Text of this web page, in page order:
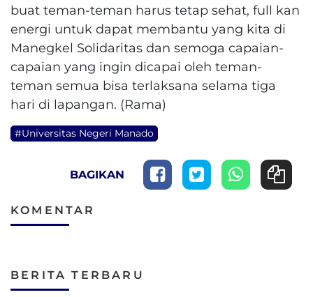
buat teman-teman harus tetap sehat, full kan
energi untuk dapat membantu yang kita di
Manegkel Solidaritas dan semoga capaian-
capaian yang ingin dicapai oleh teman-
teman semua bisa terlaksana selama tiga
hari di lapangan. (Rama)
#Universitas Negeri Manado
BAGIKAN
KOMENTAR
BERITA TERBARU